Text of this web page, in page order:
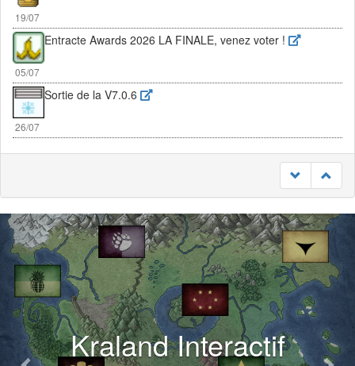
19/07
05/07
Entracte Awards 2026 LA FINALE, venez voter !
26/07
Sortie de la V7.0.6
Kraland Interactif
Previous